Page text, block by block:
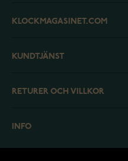
KLOCKMAGASINET.COM
KUNDTJÄNST
RETURER OCH VILLKOR
INFO